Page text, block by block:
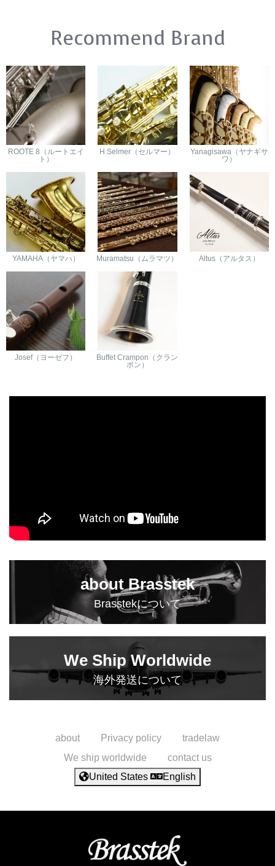
Recommend Brand
ROOTE 8（ルートエイ
ト）
H.Selmer（セルマー）
Yanagisawa（ヤナギサ
ワ）
YAMAHA（ヤマハ） Muramatsu（ムラマツ） Altus（アルタス）
Josef（ヨーゼフ）
Buffet Crampon（クラン
ポン）
about Brasstek
Brasstekについて
We Ship Worldwide
海外発送について
about Privacy policy
tradelaw
We ship worldwide
contact us
United States
English